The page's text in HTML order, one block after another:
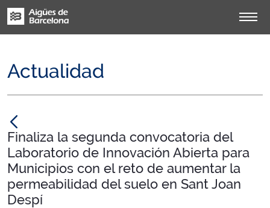
Actualidad
Finaliza la segunda convocatoria del
Laboratorio de Innovación Abierta para
Municipios con el reto de aumentar la
permeabilidad del suelo en Sant Joan
Despí